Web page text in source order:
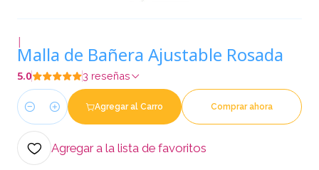
|
Malla de Bañera Ajustable Rosada
5.0 3 reseñas
Cantidad
Agregar al Carro Comprar ahora
Agregar a la lista de favoritos